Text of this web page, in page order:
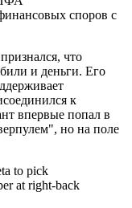
споров с
что
и деньги. Его
к
впервые попал в
но на поле
to pick
at right-back